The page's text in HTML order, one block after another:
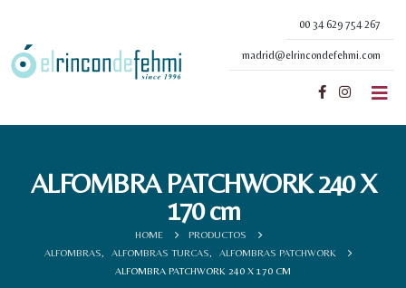
00 34 629 754 267
madrid@elrincondefehmi.com
ALFOMBRA PATCHWORK 240 X
170 cm
HOME
PRODUCTOS
ALFOMBRAS
ALFOMBRAS TURCAS
ALFOMBRAS PATCHWORK
ALFOMBRA PATCHWORK 240 X 170 CM